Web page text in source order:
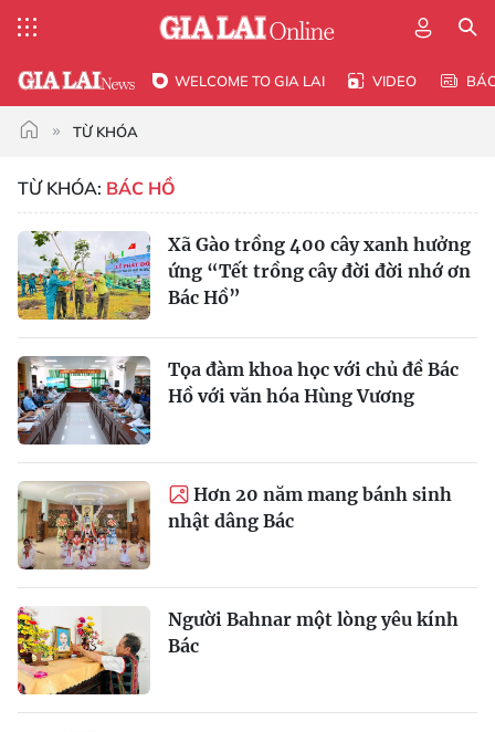
WELCOME TO GIA LAI VIDEO
TỪ KHÓA
TỪ KHÓA: BÁC HỒ
Xã Gào trồng 400 cây xanh hưởng
ứng “Tết trồng cây đời đời nhớ ơn
Bác Hồ”
Tọa đàm khoa học với chủ đề Bác
Hồ với văn hóa Hùng Vương
Hơn 20 năm mang bánh sinh
nhật dâng Bác
Người Bahnar một lòng yêu kính
Bác